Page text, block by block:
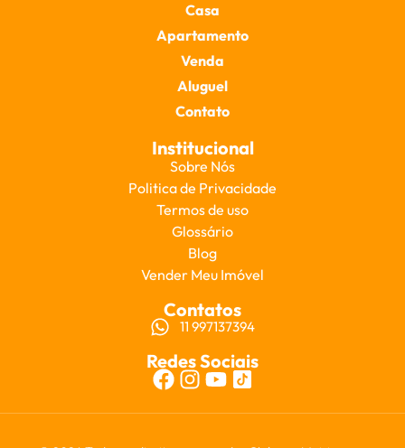
Casa
Apartamento
Venda
Aluguel
Contato
Institucional
Sobre Nós
Politica de Privacidade
Termos de uso
Glossário
Blog
Vender Meu Imóvel
Contatos
11 997137394
Redes Sociais